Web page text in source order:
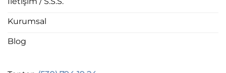
Kurumsal
Blog